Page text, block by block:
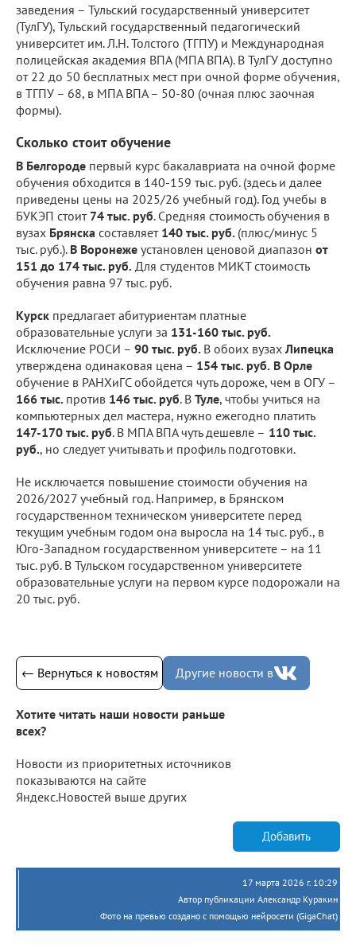
заведения – Тульский государственный университет
(ТулГУ), Тульский государственный педагогический
университет им. Л.Н. Толстого (ТГПУ) и Международная
полицейская академия ВПА (МПА ВПА). В ТулГУ доступно
от 22 до 50 бесплатных мест при очной форме обучения,
в ТГПУ – 68, в МПА ВПА – 50-80 (очная плюс заочная
формы).
Сколько стоит обучение
В Белгороде первый курс бакалавриата на очной форме
обучения обходится в 140-159 тыс. руб. (здесь и далее
приведены цены на 2025/26 учебный год). Год учебы в
БУКЭП стоит74 тыс. руб. Средняя стоимость обучения в
вузах Брянска составляет 140 тыс. руб. (плюс/минус 5
тыс. руб.). В Воронеже установлен ценовой диапазон от
151 до 174 тыс. руб. Для студентов МИКТ стоимость
обучения равна 97 тыс. руб.
Курск предлагает абитуриентам платные
образовательные услуги за 131-160 тыс. руб.
Исключение РОСИ – 90 тыс. руб. В обоих вузах Липецка
утверждена одинаковая цена – 154 тыс. руб. В Орле
обучение в РАНХиГС обойдется чуть дороже, чем в ОГУ –
166 тыс. против 146 тыс. руб. В Туле, чтобы учиться на
компьютерных дел мастера, нужно ежегодно платить
147-170 тыс. руб. В МПА ВПА чуть дешевле – 110 тыс.
руб., но следует учитывать и профиль подготовки.
Не исключается повышение стоимости обучения на
2026/2027 учебный год. Например, в Брянском
государственном техническом университете перед
текущим учебным годом она выросла на 14 тыс. руб., в
Юго-Западном государственном университете – на 11
тыс. руб. В Тульском государственном университете
образовательные услуги на первом курсе подорожали на
20 тыс. руб.
← Вернуться к новостям Другие новости в
Хотите читать наши новости раньше
всех?
Новости из приоритетных источников
показываются на сайте
Яндекс.Новостей выше других
Добавить
17 марта 2026 г. 10:29
Автор публикации Александр Куракин
Фото на превью создано с помощью нейросети (GigaChat)